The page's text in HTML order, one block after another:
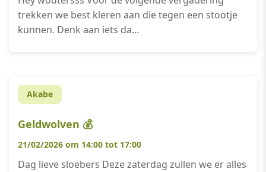
trekken we best kleren aan die tegen een stootje
kunnen. Denk aan iets da...
Akabe
Geldwolven 💰
21/02/2026 om 14:00 tot 17:00
Dag lieve sloebers Deze zaterdag zullen we er alles